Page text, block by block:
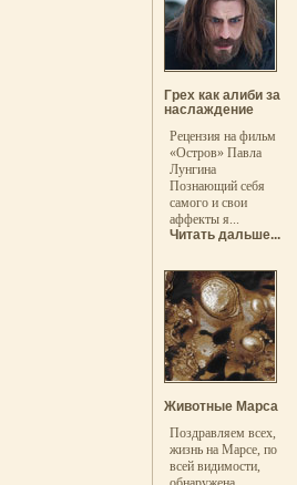
Грех как алиби за
наслаждение
Рецензия на фильм
«Остров» Павла
Лунгина
Познающий себя
самого и свои
аффекты я...
Читать дальше...
Животные Марса
Поздравляем всех,
жизнь на Марсе, по
всей видимости,